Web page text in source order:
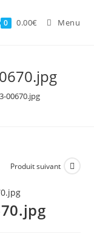
0 0.00€ Menu
00670.jpg
Produit suivant